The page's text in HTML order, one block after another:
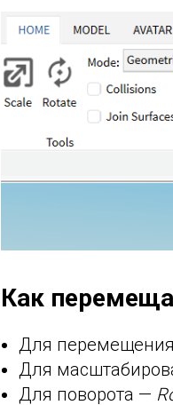
Как
Для
Для
Для поворота —